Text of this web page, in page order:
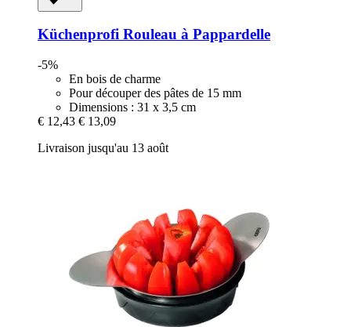
Küchenprofi Rouleau à Pappardelle
-5%
En bois de charme
Pour découper des pâtes de 15 mm
Dimensions : 31 x 3,5 cm
€ 12,43 € 13,09
Livraison jusqu'au 13 août